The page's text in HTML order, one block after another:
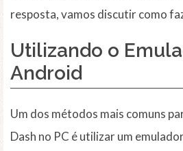
resposta, vamos discutir como
Utilizando o
Android
Um dos métodos mais comuns
Dash no PC é utilizar um